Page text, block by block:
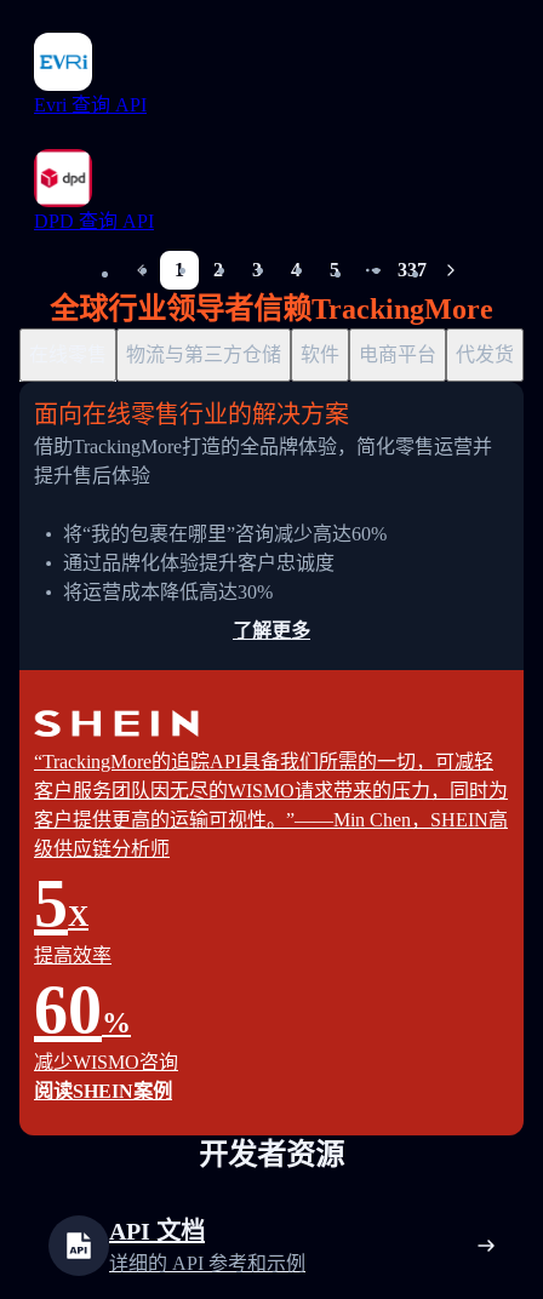
Evri 查询 API
DPD 查询 API
1 2 3 4 5
More pages
337
全球行业领导者信赖TrackingMore
物流与第三方仓储 软件 电商平台 代发货
面向在线零售行业的解决方案
借助TrackingMore打造的全品牌体验，简化零售运营并
提升售后体验
将“我的包裹在哪里”咨询减少高达60%
通过品牌化体验提升客户忠诚度
将运营成本降低高达30%
了解更多
“TrackingMore的追踪API具备我们所需的一切，可减轻
客户服务团队因无尽的WISMO请求带来的压力，同时为
客户提供更高的运输可视性。”——Min Chen，SHEIN高
级供应链分析师
5X
提高效率
60%
减少WISMO咨询
阅读SHEIN案例
开发者资源
API 文档
详细的 API 参考和示例